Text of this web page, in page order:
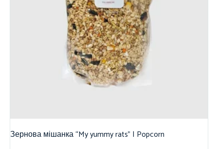
Зернова мішанка “My yummy rats” | Popcorn